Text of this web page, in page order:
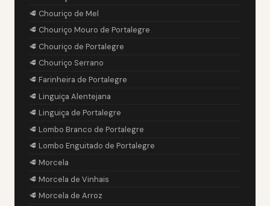
🥩 Chouriço de Mel
🥩 Chouriço Mouro de Portalegre
🥩 Chouriço de Portalegre
🥩 Chouriço Serrano
🥩 Farinheira de Portalegre
🥩 Linguiça Alentejana
🥩 Linguiça de Portalegre
🥩 Lombo Branco de Portalegre
🥩 Lombo Enguitado de Portalegre
🥩 Morcela
🥩 Morcela de Vinhais
🥩 Morcela de Arroz